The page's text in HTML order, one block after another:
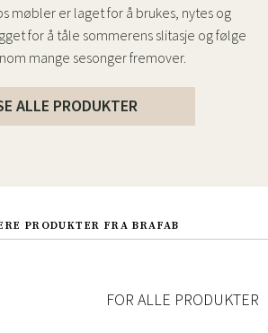
møbler er laget for å brukes, nytes og
for å tåle sommerens slitasje og følge
mange sesonger fremover.
ALLE PRODUKTER
PRODUKTER FRA BRAFAB
FOR ALLE PRODUKTER